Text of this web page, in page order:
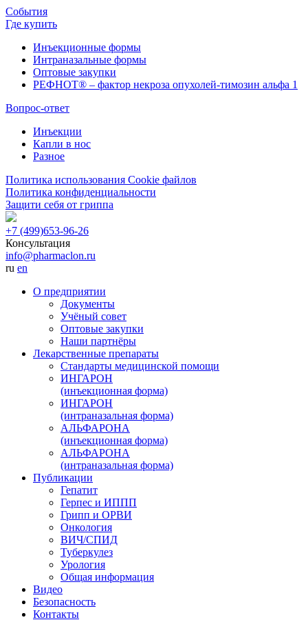
События
Где купить
Инъекционные формы
Интраназальные формы
Оптовые закупки
РЕФНОТ® – фактор некроза опухолей-тимозин альфа 1
Вопрос-ответ
Инъекции
Капли в нос
Разное
Политика использования Cookie файлов
Политика конфиденциальности
Защити себя от гриппа
+7 (499)653-96-26
Консультация
info@pharmaclon.ru
ru en
О предприятии
Документы
Учёный совет
Оптовые закупки
Наши партнёры
Лекарственные препараты
Стандарты медицинской помощи
ИНГАРОН
(инъекционная форма)
ИНГАРОН
(интраназальная форма)
АЛЬФАРОНА
(инъекционная форма)
АЛЬФАРОНА
(интраназальная форма)
Публикации
Гепатит
Герпес и ИППП
Грипп и ОРВИ
Онкология
ВИЧ/СПИД
Туберкулез
Урология
Общая информация
Видео
Безопасность
Контакты